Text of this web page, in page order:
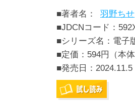
■著者名：
羽野ちせ
■JDCNコード：
■シリーズ名：電子
■定価：594円（本
■発売日： 2024.11.5